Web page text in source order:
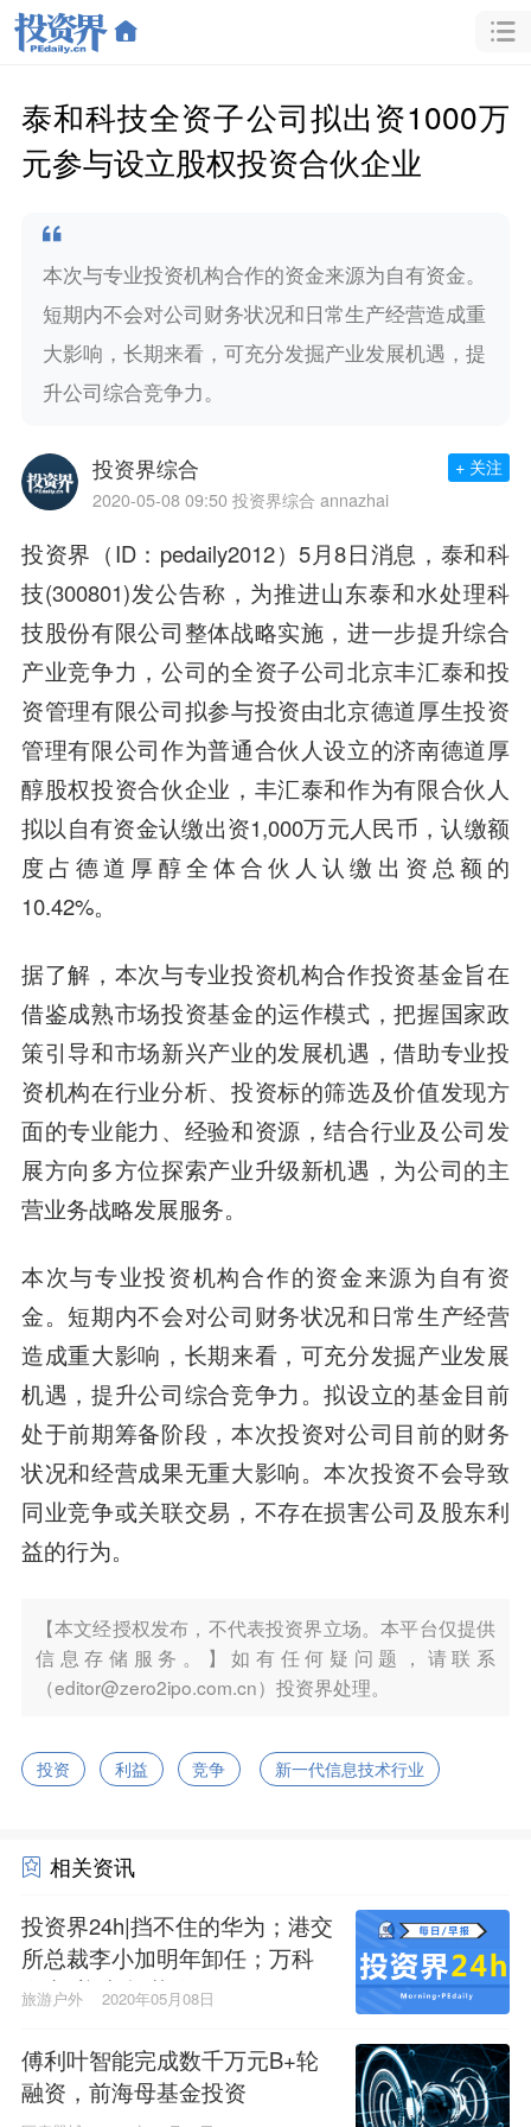
泰和科技全资子公司拟出资1000万
元参与设立股权投资合伙企业
本次与专业投资机构合作的资金来源为自有资金。
短期内不会对公司财务状况和日常生产经营造成重
大影响，长期来看，可充分发掘产业发展机遇，提
升公司综合竞争力。
投资界综合
2020-05-08 09:50 投资界综合 annazhai
+ 关注
投资界（ID：pedaily2012）5月8日消息，泰和科
技(300801)发公告称，为推进山东泰和水处理科
技股份有限公司整体战略实施，进一步提升综合
产业竞争力，公司的全资子公司北京丰汇泰和投
资管理有限公司拟参与投资由北京德道厚生投资
管理有限公司作为普通合伙人设立的济南德道厚
醇股权投资合伙企业，丰汇泰和作为有限合伙人
拟以自有资金认缴出资1,000万元人民币，认缴额
度占德道厚醇全体合伙人认缴出资总额的
10.42%。
据了解，本次与专业投资机构合作投资基金旨在
借鉴成熟市场投资基金的运作模式，把握国家政
策引导和市场新兴产业的发展机遇，借助专业投
资机构在行业分析、投资标的筛选及价值发现方
面的专业能力、经验和资源，结合行业及公司发
展方向多方位探索产业升级新机遇，为公司的主
营业务战略发展服务。
本次与专业投资机构合作的资金来源为自有资
金。短期内不会对公司财务状况和日常生产经营
造成重大影响，长期来看，可充分发掘产业发展
机遇，提升公司综合竞争力。拟设立的基金目前
处于前期筹备阶段，本次投资对公司目前的财务
状况和经营成果无重大影响。本次投资不会导致
同业竞争或关联交易，不存在损害公司及股东利
益的行为。
【本文经授权发布，不代表投资界立场。本平台仅提供
信息存储服务。】如有任何疑问题，请联系
（editor@zero2ipo.com.cn）投资界处理。
投资 利益 竞争 新一代信息技术行业
相关资讯
投资界24h|挡不住的华为；港交
所总裁李小加明年卸任；万科
发出“养猪”招募令
旅游户外 2020年05月08日
傅利叶智能完成数千万元B+轮
融资，前海母基金投资